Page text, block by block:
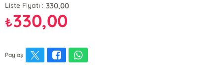
Liste Fiyatı : 330,00
₺330,00
Paylaş